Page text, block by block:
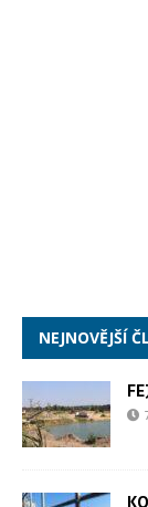
NEJNOVĚJŠÍ